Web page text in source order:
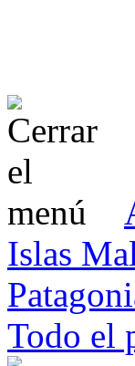
Islas
Todo el